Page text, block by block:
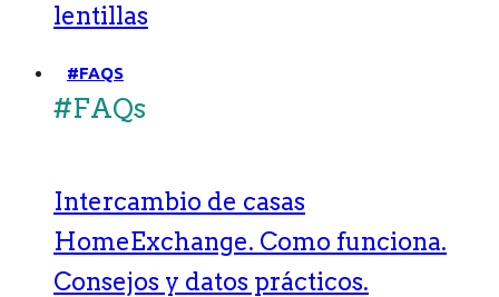
lentillas
#FAQS
#FAQs
Intercambio de casas
HomeExchange. Como funciona.
Consejos y datos prácticos.